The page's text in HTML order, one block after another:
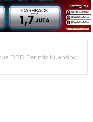
DPD Perindo Kuansing: